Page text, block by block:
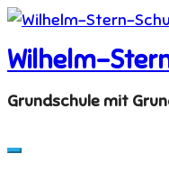
Skip
to
content
Wilhelm-
Grundschule mit